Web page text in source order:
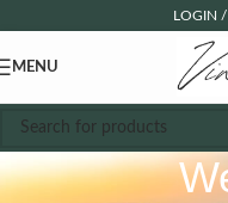
LOGIN /
MENU